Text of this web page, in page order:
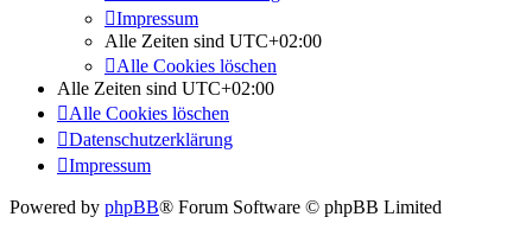
Impressum
Alle Zeiten sind UTC+02:00
Alle Cookies löschen
Alle Zeiten sind UTC+02:00
Alle Cookies löschen
Datenschutzerklärung
Impressum
Powered by phpBB® Forum Software © phpBB Limited